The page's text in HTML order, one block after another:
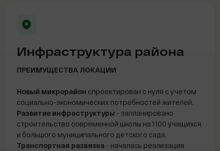
Инфраструктура района
ПРЕИМУЩЕСТВА ЛОКАЦИИ
Новый микрорайон спроектирован с нуля с учетом
социально-экономических потребностей жителей.
Развитие инфраструктуры - запланировано
строительство современной школы на 1100 учащихся
и большого муниципального детского сада.
Транспортная развязка - началась реализация